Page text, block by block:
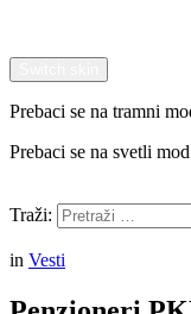
Prebaci se na tramni
Prebaci se na svetli
Traži:
in Vesti